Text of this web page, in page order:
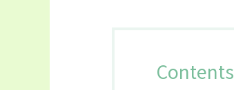
Contents